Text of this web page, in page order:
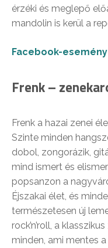
érzéki és meglepő
mandolin is kerül a
Facebook-esemény
Frenk –
Frenk a hazai zenei
Szinte minden
dobol, zongorázik,
mind ismert és
popsanzon a
Éjszakai élet, és
természetesen új
rock’n’roll, a
minden, ami mentes